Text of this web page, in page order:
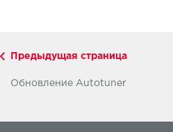
Предыдущая страница
Обновление Autotuner